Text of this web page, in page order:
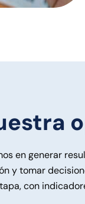
en generar
y tomar
con